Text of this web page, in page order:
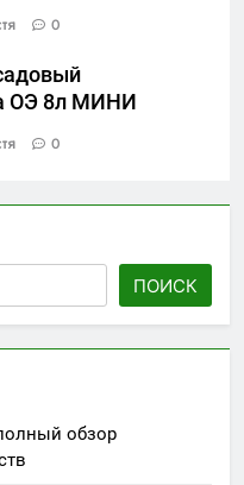
0
ОЭ 8л МИНИ
0
ПОИСК
обзор